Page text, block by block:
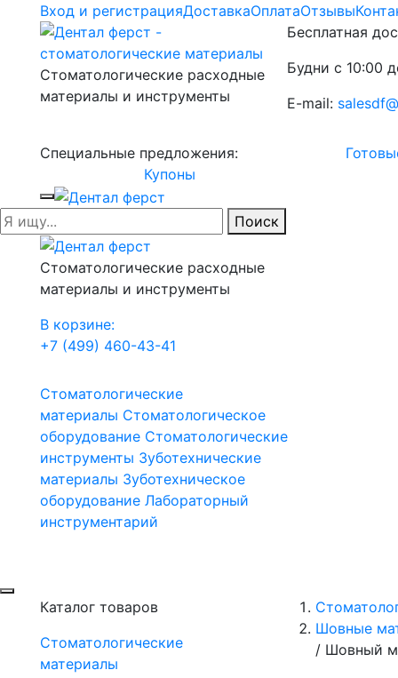
Вход и регистрацияДоставкаОплатаОтзывы
Стоматологические расходные
материалы и инструменты
Бесплатная
Будни с 10:00
E-mail:
Специальные предложения:
Купоны
Поиск
Стоматологические расходные
материалы и инструменты
В корзине:
+7 (499) 460-43-41
Стоматологические
материалы Стоматологическое
оборудование Стоматологические
инструменты Зуботехнические
материалы Зуботехническое
оборудование Лабораторный
инструментарий
Каталог товаров
Стоматологические
материалы
Шовные
/ Шовный